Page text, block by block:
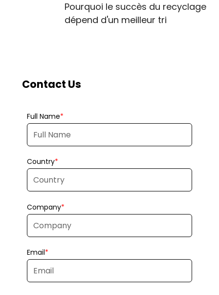
Pourquoi le succès du recyclage
dépend d'un meilleur tri